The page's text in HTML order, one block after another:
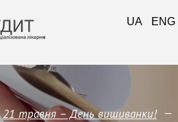
21 травня – День вишиванки! —
UA ENG